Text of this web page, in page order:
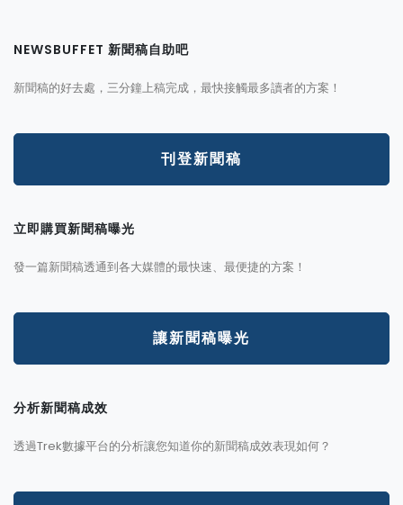
NEWSBUFFET 新聞稿自助吧
新聞稿的好去處，三分鐘上稿完成，最快接觸最多讀者的方案！
刊登新聞稿
立即購買新聞稿曝光
發一篇新聞稿透通到各大媒體的最快速、最便捷的方案！
讓新聞稿曝光
分析新聞稿成效
透過Trek數據平台的分析讓您知道你的新聞稿成效表現如何？